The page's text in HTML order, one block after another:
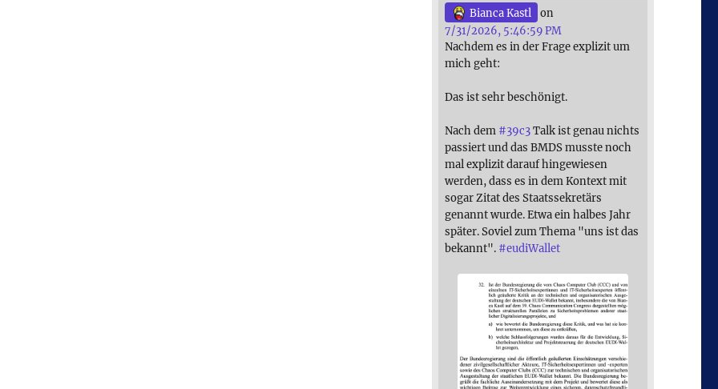
Bianca Kastl
on
7/31/2026, 5:46:59 PM
Nachdem es in der Frage explizit um
mich geht:
Das ist sehr beschönigt.
Nach dem #39c3Talk ist genau nichts
passiert und das BMDS musste noch
mal explizit darauf hingewiesen
werden, dass es in dem Kontext mit
sogar Zitat des Staatssekretärs
genannt wurde. Etwa ein halbes Jahr
später. Soviel zum Thema "uns ist das
bekannt". #eudiWallet